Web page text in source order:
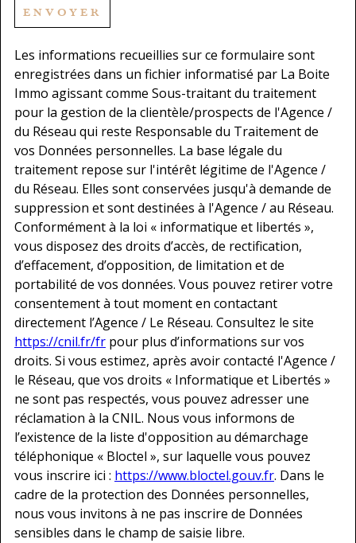
ENVOYER
Les informations recueillies sur ce formulaire sont
enregistrées dans un fichier informatisé par La Boite
Immo agissant comme Sous-traitant du traitement
pour la gestion de la clientèle/prospects de l'Agence /
du Réseau qui reste Responsable du Traitement de
vos Données personnelles. La base légale du
traitement repose sur l'intérêt légitime de l'Agence /
du Réseau. Elles sont conservées jusqu'à demande de
suppression et sont destinées à l'Agence / au Réseau.
Conformément à la loi « informatique et libertés »,
vous disposez des droits d’accès, de rectification,
d’effacement, d’opposition, de limitation et de
portabilité de vos données. Vous pouvez retirer votre
consentement à tout moment en contactant
directement l’Agence / Le Réseau. Consultez le site
https://cnil.fr/fr pour plus d’informations sur vos
droits. Si vous estimez, après avoir contacté l'Agence /
le Réseau, que vos droits « Informatique et Libertés »
ne sont pas respectés, vous pouvez adresser une
réclamation à la CNIL. Nous vous informons de
l’existence de la liste d'opposition au démarchage
téléphonique « Bloctel », sur laquelle vous pouvez
vous inscrire ici : https://www.bloctel.gouv.fr. Dans le
cadre de la protection des Données personnelles,
nous vous invitons à ne pas inscrire de Données
sensibles dans le champ de saisie libre.